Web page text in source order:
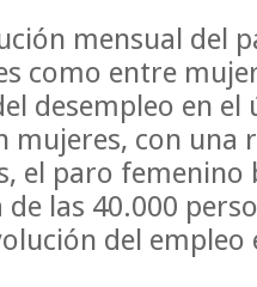
mensual del
como entre
desempleo en
mujeres, con una
el paro
de las 40.000
del empleo